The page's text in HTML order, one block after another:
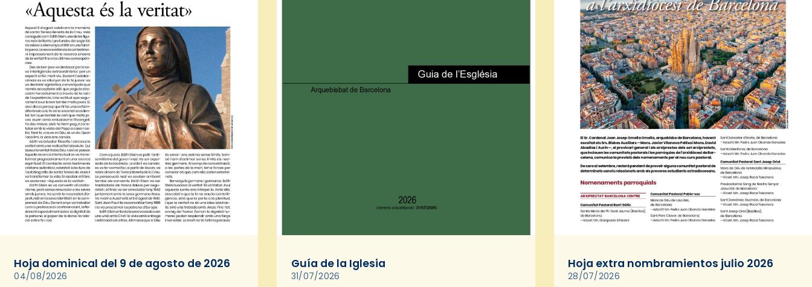
Hoja dominical del 9 de agosto de 2026
04/08/2026
Guía de la Iglesia
31/07/2026
Hoja extra nombramientos julio 2026
28/07/2026